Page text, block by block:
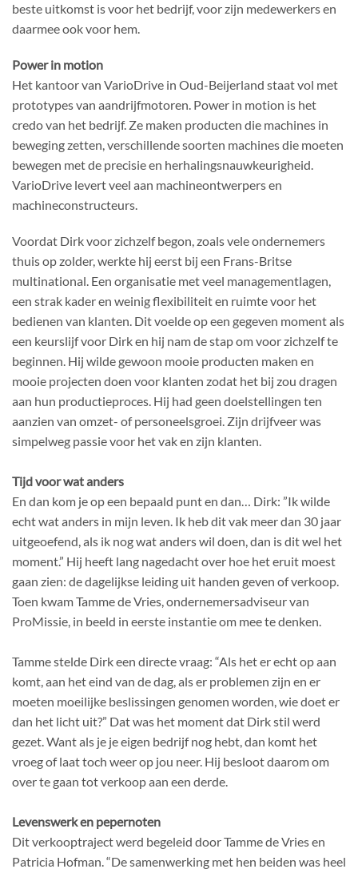
beste uitkomst is voor het bedrijf, voor zijn medewerkers en
daarmee ook voor hem.
Power in motion
Het kantoor van VarioDrive in Oud-Beijerland staat vol met
prototypes van aandrijfmotoren. Power in motion is het
credo van het bedrijf. Ze maken producten die machines in
beweging zetten, verschillende soorten machines die moeten
bewegen met de precisie en herhalingsnauwkeurigheid.
VarioDrive levert veel aan machineontwerpers en
machineconstructeurs.
Voordat Dirk voor zichzelf begon, zoals vele ondernemers
thuis op zolder, werkte hij eerst bij een Frans-Britse
multinational. Een organisatie met veel managementlagen,
een strak kader en weinig flexibiliteit en ruimte voor het
bedienen van klanten. Dit voelde op een gegeven moment als
een keurslijf voor Dirk en hij nam de stap om voor zichzelf te
beginnen. Hij wilde gewoon mooie producten maken en
mooie projecten doen voor klanten zodat het bij zou dragen
aan hun productieproces. Hij had geen doelstellingen ten
aanzien van omzet- of personeelsgroei. Zijn drijfveer was
simpelweg passie voor het vak en zijn klanten.
Tijd voor wat anders
En dan kom je op een bepaald punt en dan… Dirk: ”Ik wilde
echt wat anders in mijn leven. Ik heb dit vak meer dan 30 jaar
uitgeoefend, als ik nog wat anders wil doen, dan is dit wel het
moment.” Hij heeft lang nagedacht over hoe het eruit moest
gaan zien: de dagelijkse leiding uit handen geven of verkoop.
Toen kwam Tamme de Vries, ondernemersadviseur van
ProMissie, in beeld in eerste instantie om mee te denken.
Tamme stelde Dirk een directe vraag: “Als het er echt op aan
komt, aan het eind van de dag, als er problemen zijn en er
moeten moeilijke beslissingen genomen worden, wie doet er
dan het licht uit?” Dat was het moment dat Dirk stil werd
gezet. Want als je je eigen bedrijf nog hebt, dan komt het
vroeg of laat toch weer op jou neer. Hij besloot daarom om
over te gaan tot verkoop aan een derde.
Levenswerk en pepernoten
Dit verkooptraject werd begeleid door Tamme de Vries en
Patricia Hofman. “De samenwerking met hen beiden was heel